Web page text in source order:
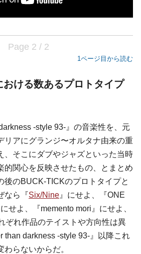
Page 2 / 2
1ページ目から読む
おける数あるプロトタイプ
-style 93-』の音楽性を、元
リアにグランジ〜オルタナ由来の重
、そこにダブやジャズといった当時
的関心を反映させたもの、とまとめ
後のBUCK-TICKのプロトタイプと
なら『Six/Nine 』にせよ、『ONE
せよ、『memento mori』にせよ、
ぞれ作品のテイストや方向性は異
than darkness -style 93-』以降これ
らないからだ。